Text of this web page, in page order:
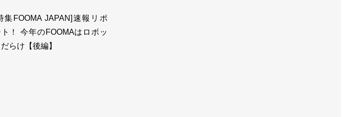
ット工業会
集FOOMA JAPAN]速報リポ
ト！ 今年のFOOMAはロボッ
だらけ【後編】